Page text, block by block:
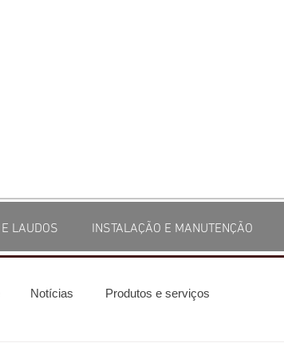
LAUDOS INSTALAÇÃO E MANUTENÇÃO
Notícias Produtos e serviços